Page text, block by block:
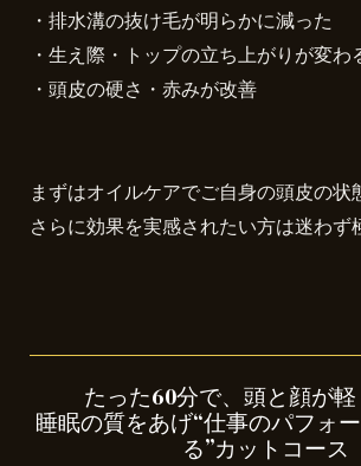
・排水溝の抜け毛が明らかに減った
・生え際・トップの立ち上がりが変わ
・頭皮の硬さ・赤みが改善
まずはオイルケアでご自身の頭皮の状
さらに効果を実感されたい方は迷わず
たった60分で、頭と顔が軽
睡眠の質をあげ“仕事のパフォ
る”カットコース